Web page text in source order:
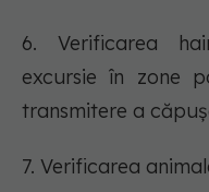
6. Verificarea
excursie în zone
transmitere a
7. Verificarea